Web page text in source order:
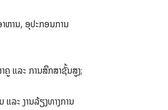
ຫານ, ອຸປະກອນການ
ແລະ ການສຶກສາຊັ້ນສູງ;
ລະ ງານລ້ຽງທາງການ